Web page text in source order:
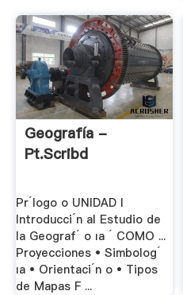
Geografía -
Pt.scribd
Pr´logo o UNIDAD I
Introducci´n al Estudio de
la Geograf´ o ıa ´ COMO ...
Proyecciones • Simbolog´
ıa • Orientaci´n o • Tipos
de Mapas F ...